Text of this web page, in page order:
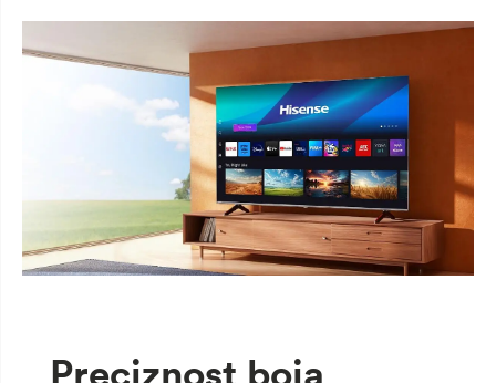
Preciznost boja